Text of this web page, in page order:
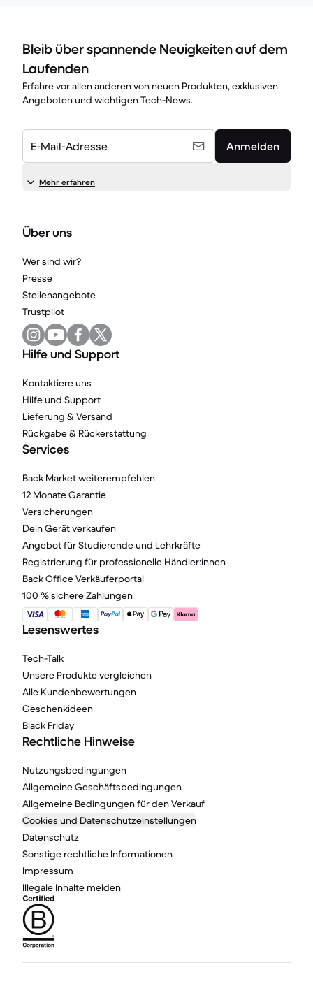
Bleib über spannende Neuigkeiten auf dem
Laufenden
Erfahre vor allen anderen von neuen Produkten, exklusiven
Angeboten und wichtigen Tech-News.
E-Mail-Adresse Anmelden
Mehr erfahren
Über uns
Wer sind wir?
Presse
Stellenangebote
Trustpilot
Hilfe und Support
Kontaktiere uns
Hilfe und Support
Lieferung & Versand
Rückgabe & Rückerstattung
Services
Back Market weiterempfehlen
12 Monate Garantie
Versicherungen
Dein Gerät verkaufen
Angebot für Studierende und Lehrkräfte
Registrierung für professionelle Händler:innen
Back Office Verkäuferportal
100 % sichere Zahlungen
Lesenswertes
Tech-Talk
Unsere Produkte vergleichen
Alle Kundenbewertungen
Geschenkideen
Black Friday
Rechtliche Hinweise
Nutzungsbedingungen
Allgemeine Geschäftsbedingungen
Allgemeine Bedingungen für den Verkauf
Cookies und Datenschutzeinstellungen
Datenschutz
Sonstige rechtliche Informationen
Impressum
Illegale Inhalte melden